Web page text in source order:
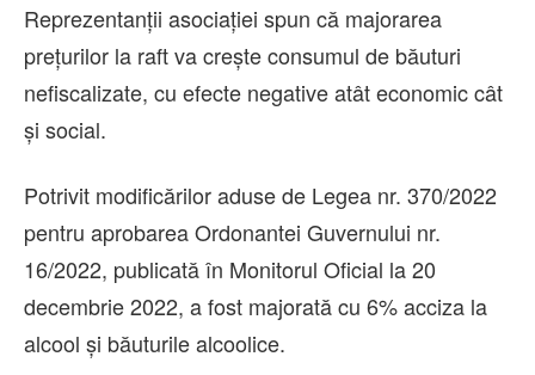
Reprezentanţii asociaţiei spun că majorarea
preţurilor la raft va creşte consumul de băuturi
nefiscalizate, cu efecte negative atât economic cât
şi social.
Potrivit modificărilor aduse de Legea nr. 370/2022
pentru aprobarea Ordonantei Guvernului nr.
16/2022, publicată în Monitorul Oficial la 20
decembrie 2022, a fost majorată cu 6% acciza la
alcool şi băuturile alcoolice.